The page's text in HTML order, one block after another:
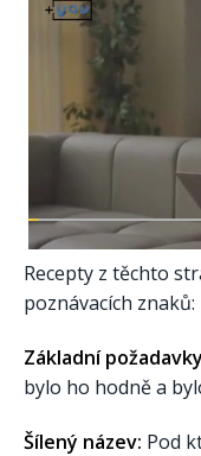
Recepty z těchto
poznávacích znaků:
Základní
bylo ho hodně a
Šílený název: Pod